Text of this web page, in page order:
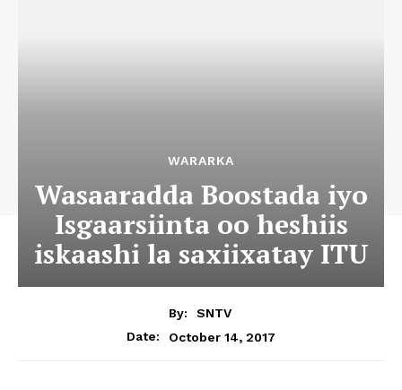
WARARKA
Wasaaradda Boostada iyo
Isgaarsiinta oo heshiis
iskaashi la saxiixatay ITU
By:
SNTV
Date:
October 14, 2017